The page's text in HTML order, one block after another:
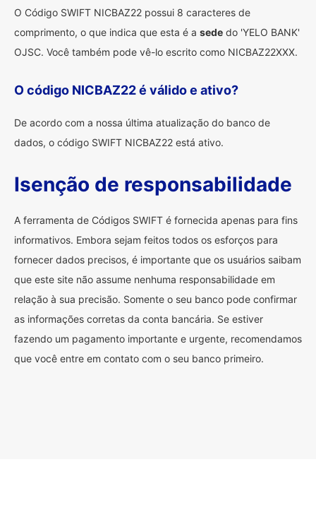
O Código SWIFT NICBAZ22 possui 8 caracteres de
comprimento, o que indica que esta é a sede do 'YELO BANK'
OJSC. Você também pode vê-lo escrito como NICBAZ22XXX.
O código NICBAZ22 é válido e ativo?
De acordo com a nossa última atualização do banco de
dados, o código SWIFT NICBAZ22 está ativo.
Isenção de responsabilidade
A ferramenta de Códigos SWIFT é fornecida apenas para fins
informativos. Embora sejam feitos todos os esforços para
fornecer dados precisos, é importante que os usuários saibam
que este site não assume nenhuma responsabilidade em
relação à sua precisão. Somente o seu banco pode confirmar
as informações corretas da conta bancária. Se estiver
fazendo um pagamento importante e urgente, recomendamos
que você entre em contato com o seu banco primeiro.